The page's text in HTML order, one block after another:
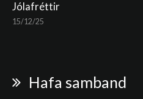
Jólafréttir
15/12/25
Hafa samband